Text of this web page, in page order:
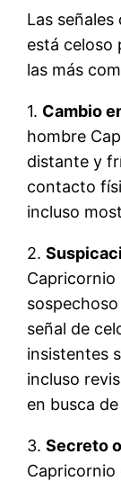
Las
está celoso
las más
1. Cambio
hombre
distante y
contacto
incluso
2.
Capricornio
señal de
insistentes
incluso
en busca
3.Secreto
Capricornio